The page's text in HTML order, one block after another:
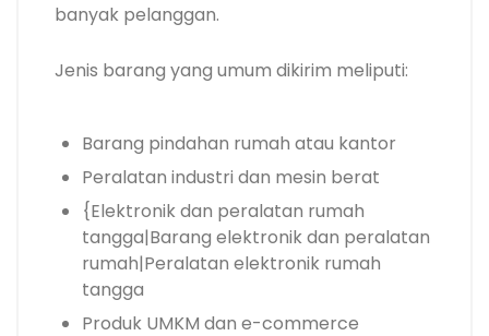
banyak pelanggan.
Jenis barang yang umum dikirim meliputi:
Barang pindahan rumah atau kantor
Peralatan industri dan mesin berat
{Elektronik dan peralatan rumah
tangga|Barang elektronik dan peralatan
rumah|Peralatan elektronik rumah
tangga
Produk UMKM dan e-commerce